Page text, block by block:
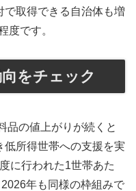
取得できる自治体も増
度です。
をチェック
品の値上がりが続くと
低所得世帯への支援を実
に行われた1世帯あた
年も同様の枠組みで